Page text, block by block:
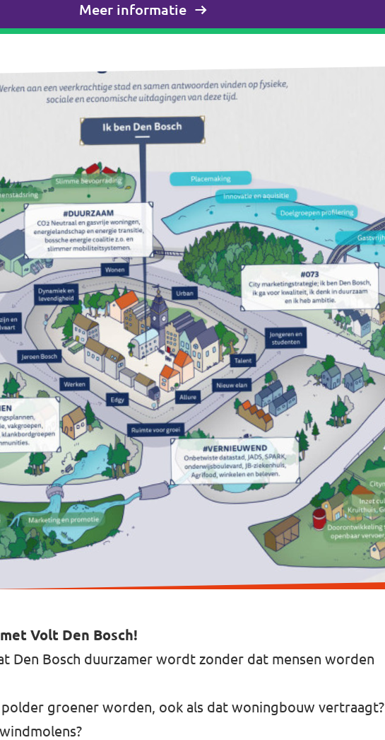
Meer informatie
Volt Den Bosch!
Den Bosch duurzamer wordt zonder dat mensen worden
groener worden, ook als dat woningbouw vertraagt?